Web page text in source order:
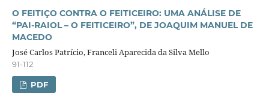
O FEITIÇO CONTRA O FEITICEIRO: UMA ANÁLISE DE
“PAI-RAIOL – O FEITICEIRO”, DE JOAQUIM MANUEL DE
MACEDO
José Carlos Patrício, Franceli Aparecida da Silva Mello
91-112
PDF